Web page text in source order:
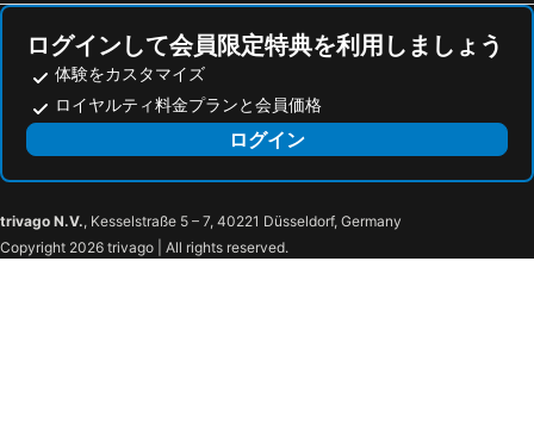
Budapest Park
8th District
Secession
Budapest 100
Bahnhof Wien Praterstern
G3 Shopping Resort Gerasdorf
Autobusni Kolodvor Zagreb
イシュトハーン大聖堂
U-Bahnlinie U1
Castle of Sümeg
Tapolca downtown
Egregyi wein road
Westernpark Nemesvita
Hévíz Promenade
Hévíz Bus Station
ログインして会員限定特典を利用しましょう
体験をカスタマイズ
ロイヤルティ料金プランと会員価格
ログイン
trivago N.V., Kesselstraße 5 – 7, 40221 Düsseldorf, Germany
Copyright 2026 trivago | All rights reserved.